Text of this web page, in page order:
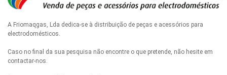
A Friomaqgas, Lda dedica-se à distribuição de peças e acessórios para
electrodomésticos.
Caso no final da sua pesquisa não encontre o que pretende, não hesite em
contactar-nos.